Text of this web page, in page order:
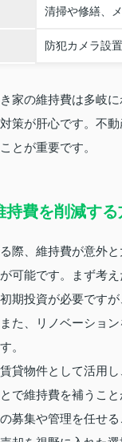
清掃や修繕、
防犯カメラ設
家の維持費は多岐
策が肝心です。不
とが重要です。
持費を削減する
際、維持費が意外
可能です。まず考
期投資が必要です
た、リノベーショ
。
貸物件として活用
で維持費を補うこ
募集や管理を任せ